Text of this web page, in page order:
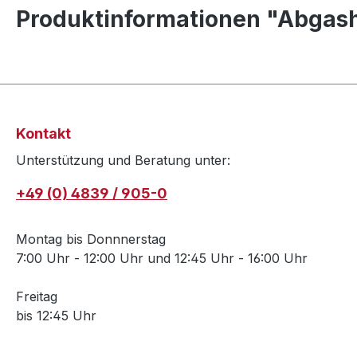
Produktinformationen
Kontakt
Unterstützung und Beratung unter:
+49 (0) 4839 / 905-0
Montag bis Donnnerstag
7:00 Uhr - 12:00 Uhr und 12:45 Uhr - 16:00 Uhr
Freitag
bis 12:45 Uhr